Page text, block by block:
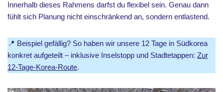
Innerhalb dieses Rahmens darfst du flexibel sein. Genau dann
fühlt sich Planung nicht einschränkend an, sondern entlastend.
📍 Beispiel gefällig? So haben wir unsere 12 Tage in Südkorea
konkret aufgeteilt – inklusive Inselstopp und Stadtetappen: Zur
12-Tage-Korea-Route.